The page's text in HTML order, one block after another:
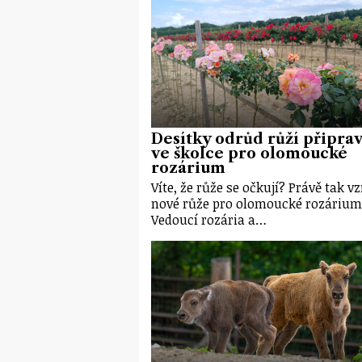
Desítky odrůd růží
ve školce pro olomoucké
rozárium
Víte, že růže se očkují? Právě tak
nové růže pro olomoucké
Vedoucí rozária a…